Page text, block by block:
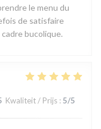
le menu du
de satisfaire
bucolique.
Kwaliteit / Prijs : 5/5